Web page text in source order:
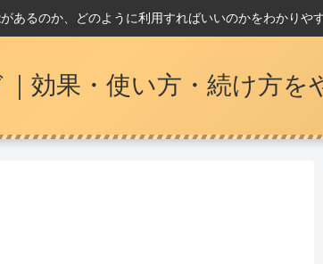
あるのか、どのように利用すればいいのかをわかりや
効果・使い方・続け方を